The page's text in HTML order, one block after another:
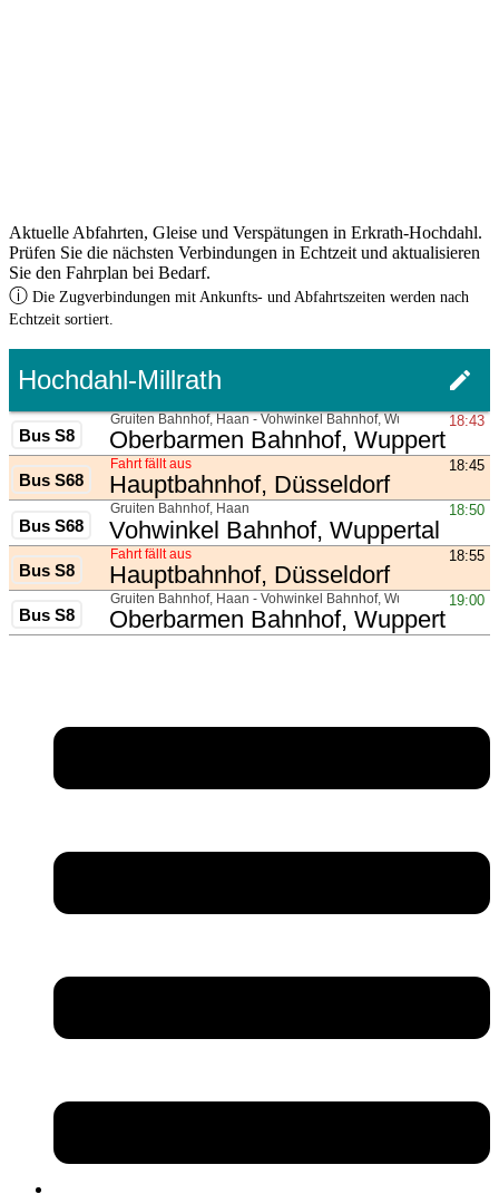
Aktuelle Abfahrten, Gleise und Verspätungen in Erkrath-Hochdahl.
Prüfen Sie die nächsten Verbindungen in Echtzeit und aktualisieren
Sie den Fahrplan bei Bedarf.
ⓘ Die Zugverbindungen mit Ankunfts- und Abfahrtszeiten werden nach
Echtzeit sortiert.